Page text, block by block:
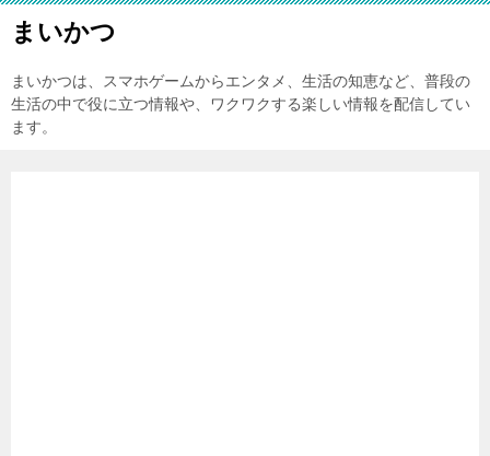
まいかつ
まいかつは、スマホゲームからエンタメ、生活の知恵など、普段の
生活の中で役に立つ情報や、ワクワクする楽しい情報を配信してい
ます。